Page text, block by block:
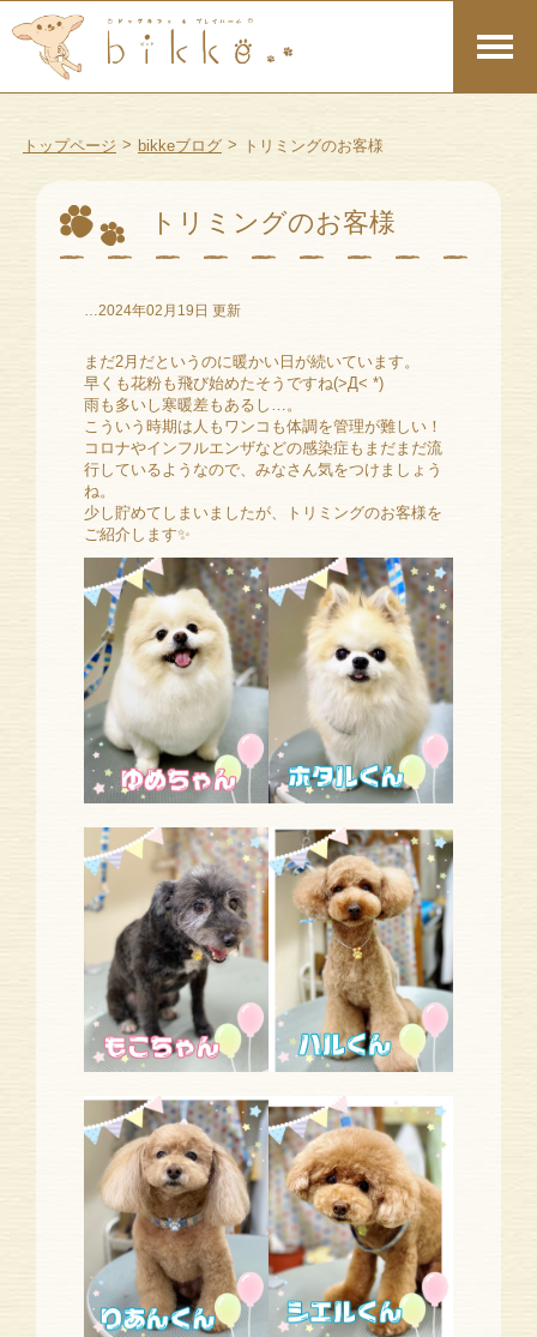
トップページ > bikkeブログ > トリミングのお客様
トリミングのお客様
…2024年02月19日 更新
まだ2月だというのに暖かい日が続いています。
早くも花粉も飛び始めたそうですね(>Д< *)
雨も多いし寒暖差もあるし…。
こういう時期は人もワンコも体調を管理が難しい！
コロナやインフルエンザなどの感染症もまだまだ流
行しているようなので、みなさん気をつけましょう
ね。
少し貯めてしまいましたが、トリミングのお客様を
ご紹介します✨️